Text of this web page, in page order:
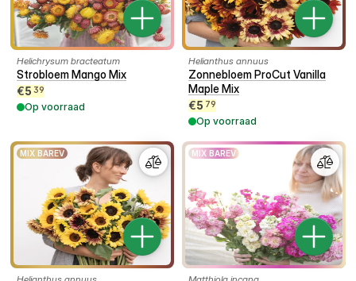
Helichrysum bracteatum
Strobloem Mango Mix
€5 39
Op voorraad
Helianthus annuus
Zonnebloem ProCut Vanilla
Maple Mix
€5 79
Op voorraad
MIX BAREV MIX BAREV